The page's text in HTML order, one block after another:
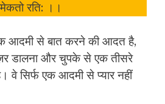
रति: ।।
आदमी से बात करने की आदत है,
डालना और चुपके से एक तीसरे
वे सिर्फ एक आदमी से प्यार नहीं